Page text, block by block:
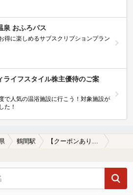
泉 おふろパス
得に楽しめるサブスクリプションプラン
ライフスタイル株主優待のご案
で人気の温浴施設に行こう！対象施設が
た！
鶴間駅 【クーポンあり】駅近（徒歩10分以内）の鶴間駅近くの温泉、日帰り温泉、スーパー銭湯おすすめ